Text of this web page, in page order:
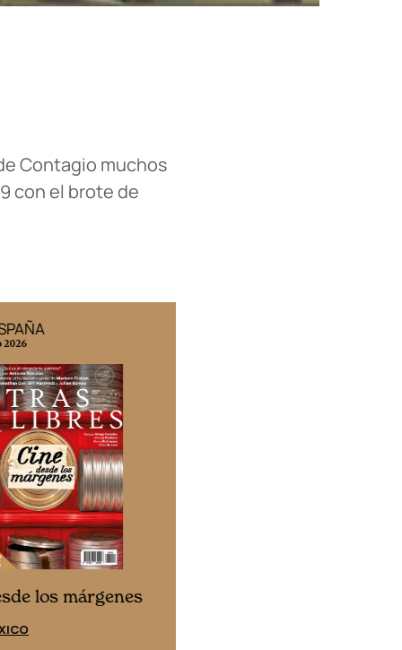
Contagio muchos
con el brote de
2026
los márgenes